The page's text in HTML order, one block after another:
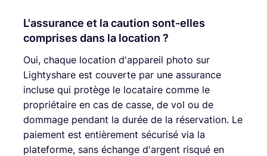
L'assurance et la caution sont-elles
comprises dans la location ?
Oui, chaque location d'appareil photo sur
Lightyshare est couverte par une assurance
incluse qui protège le locataire comme le
propriétaire en cas de casse, de vol ou de
dommage pendant la durée de la réservation. Le
paiement est entièrement sécurisé via la
plateforme, sans échange d'argent risqué en